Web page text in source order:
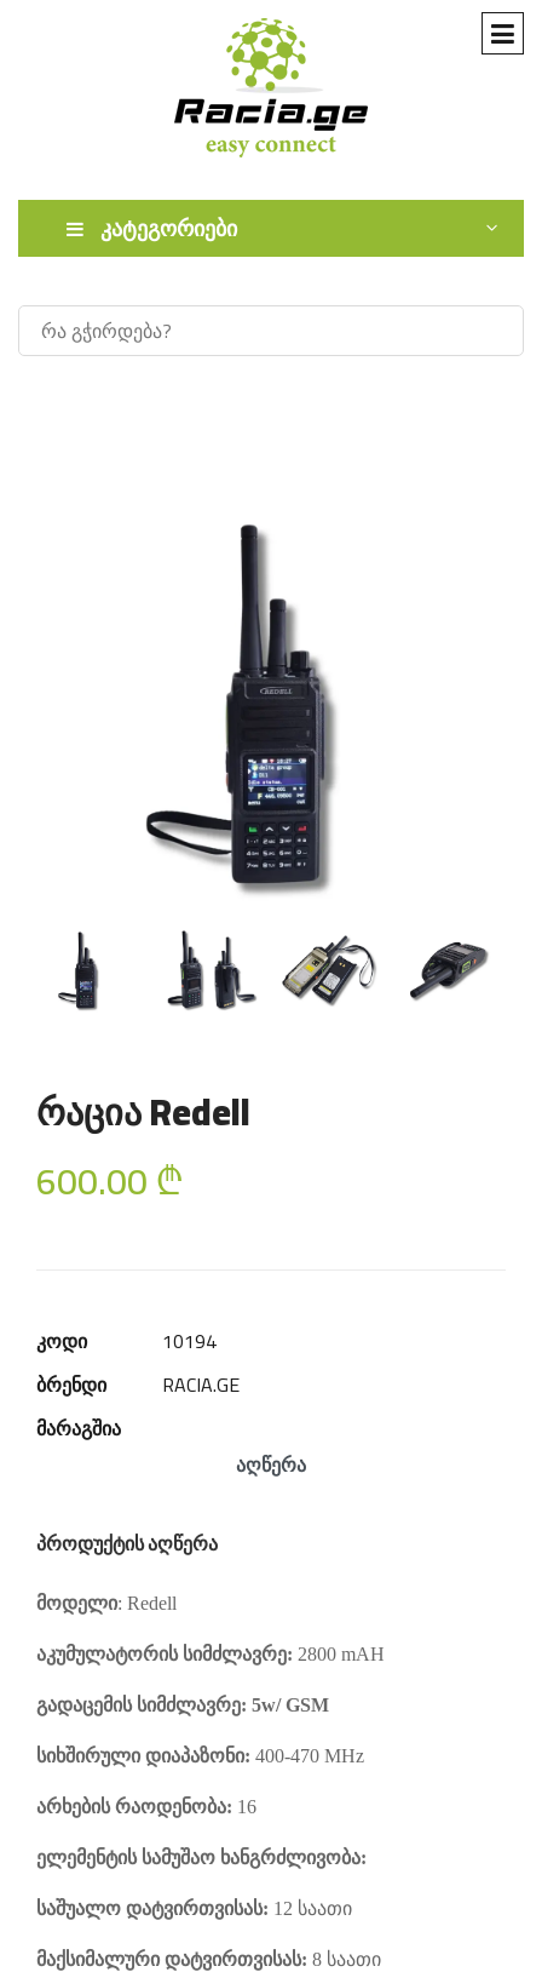
კატეგორიები
რაცია Redell
600.00 ₾
კოდი
10194
ბრენდი
RACIA.GE
მარაგშია
აღწერა
პროდუქტის აღწერა
მოდელი: Redell
აკუმულატორის სიმძლავრე: 2800 mAH
გადაცემის სიმძლავრე: 5w/ GSM
სიხშირული დიაპაზონი: 400-470 MHz
არხების რაოდენობა: 16
ელემენტის სამუშაო ხანგრძლივობა:
საშუალო დატვირთვისას: 12 საათი
მაქსიმალური დატვირთვისას: 8 საათი